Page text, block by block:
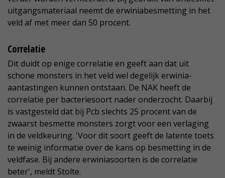
uitgangsmateriaal neemt de erwiniabesmetting in het
veld af met meer dan 50 procent.
Correlatie
Dit duidt op enige correlatie en geeft aan dat uit
schone monsters in het veld wel degelijk erwinia-
aantastingen kunnen ontstaan. De NAK heeft de
correlatie per bacteriesoort nader onderzocht. Daarbij
is vastgesteld dat bij Pcb slechts 25 procent van de
zwaarst besmette monsters zorgt voor een verlaging
in de veldkeuring. 'Voor dit soort geeft de latente toets
te weinig informatie over de kans op besmetting in de
veldfase. Bij andere erwiniasoorten is de correlatie
beter', meldt Stolte.